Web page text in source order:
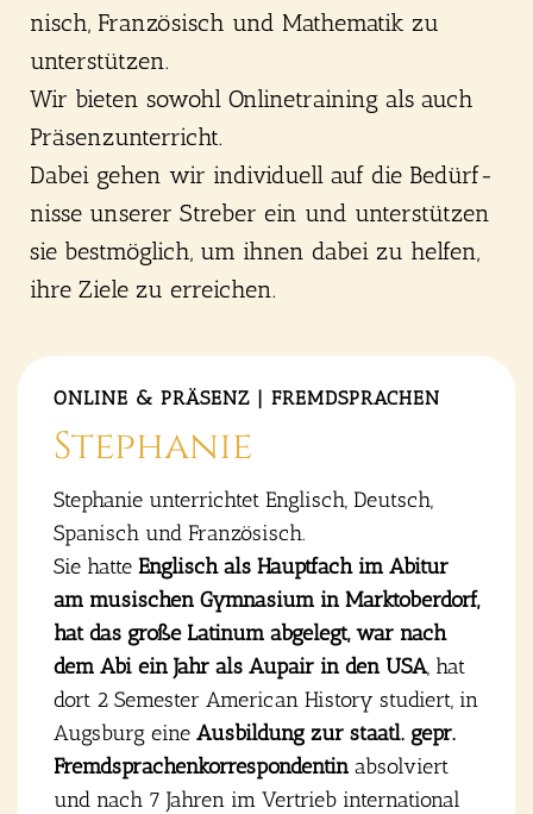
nisch, Fran­zö­sisch und Mathe­ma­tik zu
unter­stüt­zen.
Wir bie­ten sowohl Online­trai­ning als auch
Prä­senz­un­ter­richt.
Dabei gehen wir indi­vi­du­ell auf die Bedürf­
nis­se unse­rer Stre­ber ein und unter­stüt­zen
sie best­mög­lich, um ihnen dabei zu hel­fen,
ihre Zie­le zu errei­chen.
ONLINE & PRÄ­SENZ | FREMDSPRACHEN
Ste­pha­nie
Ste­pha­nie unter­rich­tet Eng­lisch, Deutsch,
Spa­nisch und Fran­zö­sisch.
Sie hat­te Eng­lisch als Haupt­fach im Abitur
am musi­schen Gym­na­si­um in Markt­ober­dorf,
hat das gro­ße Lati­num abge­legt, war nach
dem Abi ein Jahr als Aupair in den USA, hat
dort 2 Semes­ter Ame­ri­can Histo­ry stu­diert, in
Augs­burg eine Aus­bil­dung zur staatl. gepr.
Fremd­spra­chen­kor­re­spon­den­tin absol­viert
und nach 7 Jah­ren im Ver­trieb inter­na­tio­nal